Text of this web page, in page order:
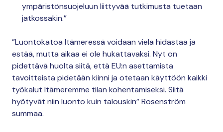
ympäristönsuojeluun liittyvää tutkimusta tuetaan
jatkossakin.”
”Luontokatoa Itämeressä voidaan vielä hidastaa ja
estää, mutta aikaa ei ole hukattavaksi. Nyt on
pidettävä huolta siitä, että EU:n asettamista
tavoitteista pidetään kiinni ja otetaan käyttöön kaikki
työkalut Itämeremme tilan kohentamiseksi. Siitä
hyötyvät niin luonto kuin talouskin” Rosenström
summaa.